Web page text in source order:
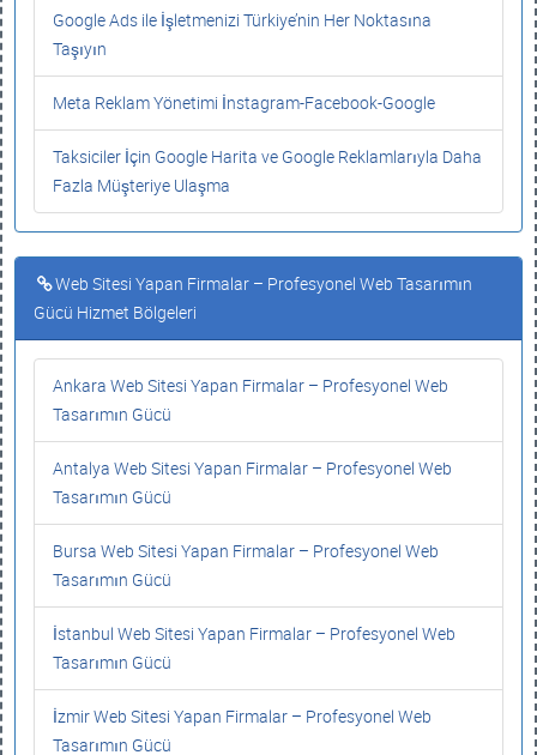
Google Ads ile İşletmenizi Türkiye’nin Her Noktasına
Taşıyın
Meta Reklam Yönetimi İnstagram-Facebook-Google
Taksiciler İçin Google Harita ve Google Reklamlarıyla Daha
Fazla Müşteriye Ulaşma
Web Sitesi Yapan Firmalar – Profesyonel Web Tasarımın
Gücü Hizmet Bölgeleri
Ankara Web Sitesi Yapan Firmalar – Profesyonel Web
Tasarımın Gücü
Antalya Web Sitesi Yapan Firmalar – Profesyonel Web
Tasarımın Gücü
Bursa Web Sitesi Yapan Firmalar – Profesyonel Web
Tasarımın Gücü
İstanbul Web Sitesi Yapan Firmalar – Profesyonel Web
Tasarımın Gücü
İzmir Web Sitesi Yapan Firmalar – Profesyonel Web
Tasarımın Gücü